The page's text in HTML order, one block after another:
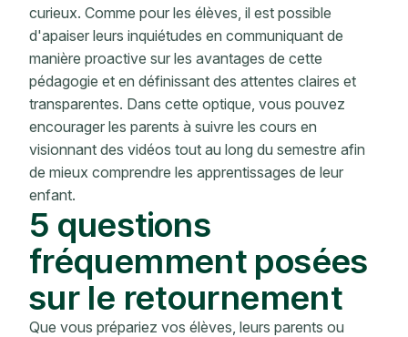
curieux. Comme pour les élèves, il est possible
d'apaiser leurs inquiétudes en communiquant de
manière proactive sur les avantages de cette
pédagogie et en définissant des attentes claires et
transparentes. Dans cette optique, vous pouvez
encourager les parents à suivre les cours en
visionnant des vidéos tout au long du semestre afin
de mieux comprendre les apprentissages de leur
enfant.
5 questions
fréquemment posées
sur le retournement
Que vous prépariez vos élèves, leurs parents ou